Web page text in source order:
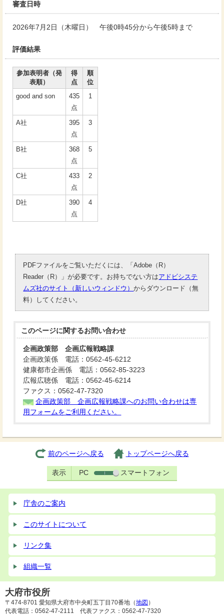
審査日時
2026年7月2日（木曜日） 午後0時45分から午後5時まで
評価結果
参加表明者（発
表順）
得
点
順
位
good and son
435
点
1
A社
395
点
3
B社
368
点
5
C社
433
点
2
D社
390
点
4
PDFファイルをご覧いただくには、「Adobe（R）
Reader（R）」が必要です。お持ちでない方はアドビシステ
ムズ社のサイト（新しいウィンドウ）からダウンロード（無
料）してください。
このページに関するお問い合わせ
企画政策部 企画広報戦略課
企画政策係 電話：0562-45-6212
健康都市企画係 電話：0562-85-3223
広報広聴係 電話：0562-45-6214
ファクス：0562-47-7320
企画政策部 企画広報戦略課へのお問い合わせは専
用フォームをご利用ください。
前のページへ戻る トップページへ戻る
表示 PC スマートフォン
庁舎のご案内
このサイトについて
リンク集
組織一覧
大府市役所
〒474-8701 愛知県大府市中央町五丁目70番地（地図 ）
代表電話：0562-47-2111 代表ファクス：0562-47-7320